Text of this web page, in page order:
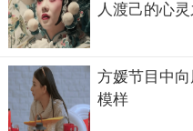
人渡己的心
方媛节目中
模样